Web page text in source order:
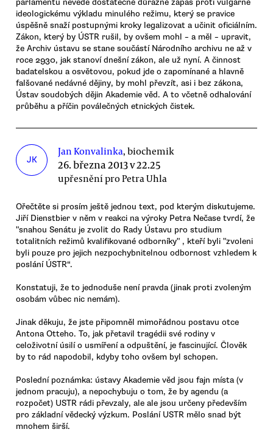
ideologickému výkladu minulého režimu, který se pravice
úspěšně snaží postupnými kroky legalizovat a učinit oficiálním.
Zákon, který by ÚSTR rušil, by ovšem mohl – a měl – upravit,
že Archiv ústavu se stane součástí Národního archivu ne až v
roce 2930, jak stanoví dnešní zákon, ale už nyní. A činnost
badatelskou a osvětovou, pokud jde o zapomínané a hlavně
falšované nedávné dějiny, by mohl převzít, asi i bez zákona,
Ústav soudobých dějin Akademie věd. A to včetně odhalování
průběhu a příčin poválečných etnických čistek.
JK
Jan Konvalinka, biochemik
26. března 2013 v 22.25
upřesnění pro Petra Uhla
Ořečtěte si prosím ještě jednou text, pod kterým diskutujeme.
Jiří Dienstbier v něm v reakci na výroky Petra Nečase tvrdí, že
"snahou Senátu je zvolit do Rady Ústavu pro studium
totalitních režimů kvalifikované odborníky" , kteří byli "zvoleni
byli pouze pro jejich nezpochybnitelnou odbornost vzhledem k
poslání ÚSTR“.
Konstatuji, že to jednoduše není pravda (jinak proti zvoleným
osobám vůbec nic nemám).
Jinak děkuju, že jste připomněl mimořádnou postavu otce
Antona Otteho. To, jak přetavil tragédii své rodiny v
celoživotní úsilí o usmíření a odpuštění, je fascinující. Člověk
by to rád napodobil, kdyby toho ovšem byl schopen.
Poslední poznámka: ústavy Akademie věd jsou fajn místa (v
jednom pracuju), a nepochybuju o tom, že by agendu (a
rozpočet) USTR rádi převzaly, ale ale jsou určeny především
pro základní vědecký výzkum. Poslání USTR mělo snad být
mnohem širší.